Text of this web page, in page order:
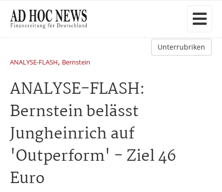
Unterrubriken
ANALYSE-FLASH, Bernstein
ANALYSE-FLASH:
Bernstein belässt
Jungheinrich auf
'Outperform' - Ziel 46
Euro